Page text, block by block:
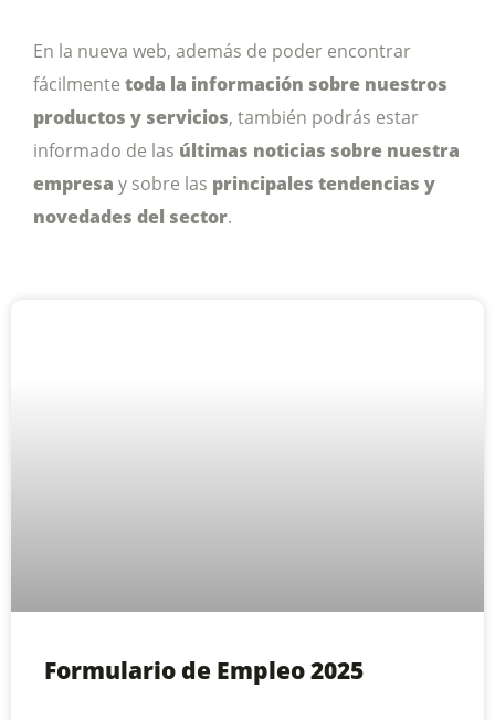
En la nueva web, además de poder encontrar
fácilmente toda la información sobre nuestros
productos y servicios, también podrás estar
informado de las últimas noticias sobre nuestra
empresa y sobre las principales tendencias y
novedades del sector.
Formulario de Empleo 2025